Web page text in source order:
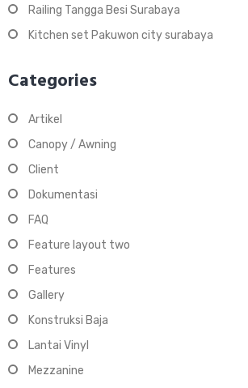
Railing Tangga Besi Surabaya
Kitchen set Pakuwon city surabaya
Categories
Artikel
Canopy / Awning
Client
Dokumentasi
FAQ
Feature layout two
Features
Gallery
Konstruksi Baja
Lantai Vinyl
Mezzanine